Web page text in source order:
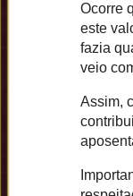
Ocorre
este
fazia
veio
Assim,